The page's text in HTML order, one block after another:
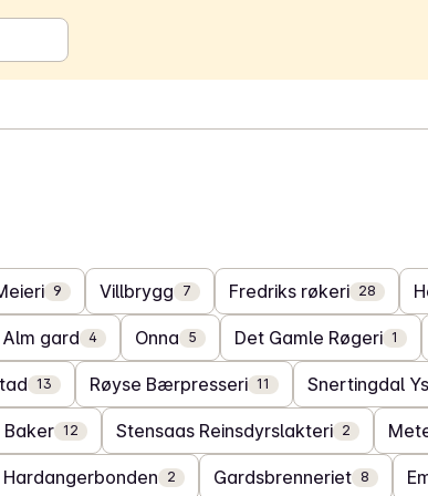
9 Villbrygg 7 Fredriks røkeri 28
Alm gard 4 Onna 5 Det Gamle Røgeri 1
13 Røyse Bærpresseri 11 Snertingdal
Baker 12 Stensaas Reinsdyrslakteri 2
Hardangerbonden 2 Gardsbrenneriet 8